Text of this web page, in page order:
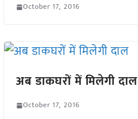
October 17, 2016
अब डाकघरों में मिलेगी दाल
October 17, 2016